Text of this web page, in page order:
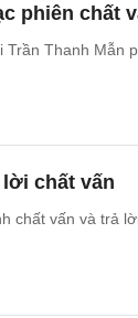
phiên chất
Trần Thanh Mẫn
lời chất vấn
chất vấn và trả